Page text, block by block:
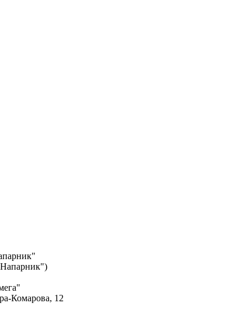
Комарова, 12